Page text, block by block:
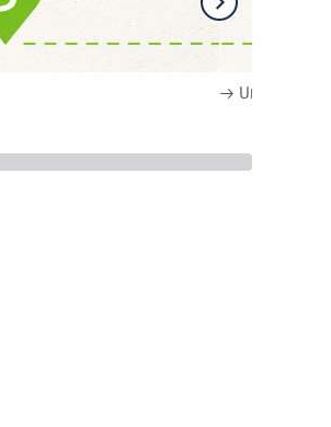
→ Unser